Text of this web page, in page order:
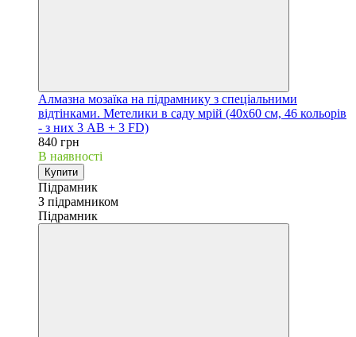
Алмазна мозаїка на підрамнику з спеціальними
відтінками. Метелики в саду мрій (40х60 см, 46 кольорів
- з них 3 AB + 3 FD)
840 грн
В наявності
Купити
Підрамник
З підрамником
Підрамник